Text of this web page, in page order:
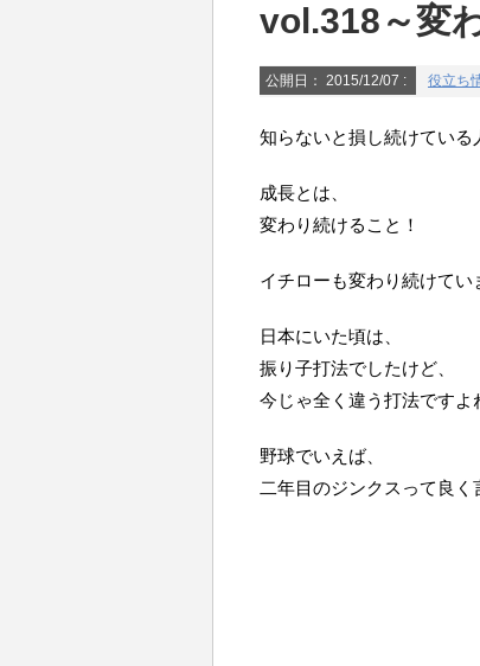
vol.318～変
公開日： 2015/12/07 : 役立ち
知らないと損し続けている
成長とは、
変わり続けること！
イチローも変わり続けてい
日本にいた頃は、
振り子打法でしたけど、
今じゃ全く違う打法ですよ
野球でいえば、
二年目のジンクスって良く